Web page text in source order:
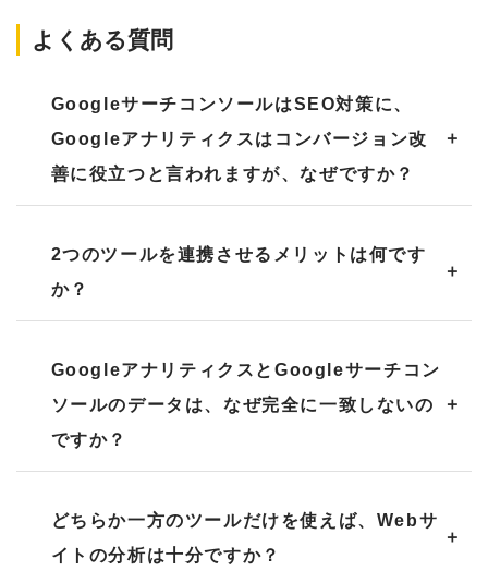
よくある質問
GoogleサーチコンソールはSEO対策に、
Googleアナリティクスはコンバージョン改
善に役立つと言われますが、なぜですか？
2つのツールを連携させるメリットは何です
か？
GoogleアナリティクスとGoogleサーチコン
ソールのデータは、なぜ完全に一致しないの
ですか？
どちらか一方のツールだけを使えば、Webサ
イトの分析は十分ですか？